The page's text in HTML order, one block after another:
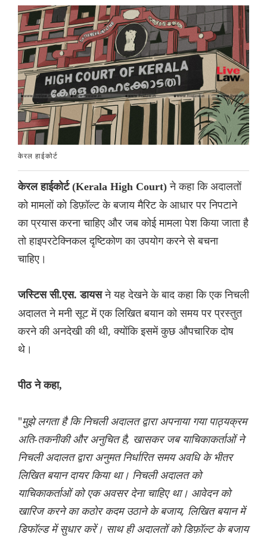
केरल हाईकोर्ट
केरल हाईकोर्ट (Kerala High Court) ने कहा कि अदालतों
को मामलों को डिफ़ॉल्ट के बजाय मैरिट के आधार पर निपटाने
का प्रयास करना चाहिए और जब कोई मामला पेश किया जाता है
तो हाइपरटेक्निकल दृष्टिकोण का उपयोग करने से बचना
चाहिए।
जस्टिस सी.एस. डायसने यह देखने के बाद कहा कि एक निचली
अदालत ने मनी सूट में एक लिखित बयान को समय पर प्रस्तुत
करने की अनदेखी की थी, क्योंकि इसमें कुछ औपचारिक दोष
थे।
पीठ ने कहा,
"मुझे लगता है कि निचली अदालत द्वारा अपनाया गया पाठ्यक्रम
अति-तकनीकी और अनुचित है, खासकर जब याचिकाकर्ताओं ने
निचली अदालत द्वारा अनुमत निर्धारित समय अवधि के भीतर
लिखित बयान दायर किया था। निचली अदालत को
याचिकाकर्ताओं को एक अवसर देना चाहिए था। आवेदन को
खारिज करने का कठोर कदम उठाने के बजाय, लिखित बयान में
डिफॉल्ड में सुधार करें। साथ ही अदालतों को डिफ़ॉल्ट के बजाय